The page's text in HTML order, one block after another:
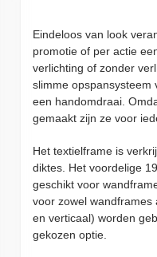
Eindeloos van look
promotie of per actie
verlichting of zonder
slimme opspansysteem
een handomdraai.
gemaakt zijn ze voor
Het textielframe is
diktes. Het voordelige
geschikt voor
voor zowel
en verticaal) worden
gekozen optie.